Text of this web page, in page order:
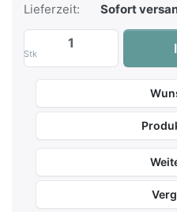
Lieferzeit: Sofort
Stk
Top 100